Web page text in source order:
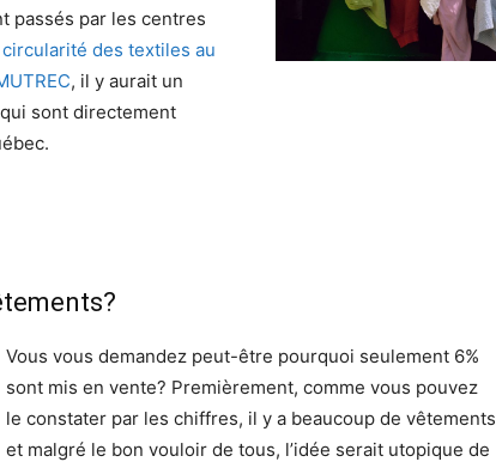
passés par les centres
des textiles au
, il y aurait un
sont directement
Vous vous demandez peut-être pourquoi seulement 6%
sont mis en vente? Premièrement, comme vous pouvez
le constater par les chiffres, il y a beaucoup de vêtements
et malgré le bon vouloir de tous, l’idée serait utopique de